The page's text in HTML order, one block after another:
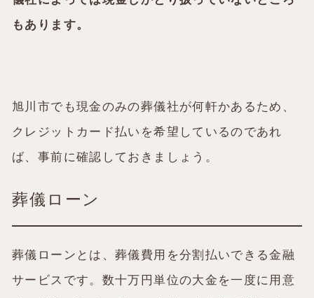
もあります。
旭川市でも現金のみの葬儀社が何軒かあるため、
クレジットカード払いを希望しているのであれ
ば、事前に確認しておきましょう。
葬儀ローン
葬儀ローンとは、葬儀費用を分割払いできる金融
サービスです。数十万円単位の大金を一度に用意